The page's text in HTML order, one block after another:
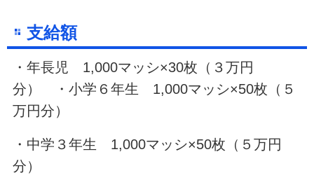
支給額
・年長児 1,000マッシ×30枚（３万円
分） ・小学６年生 1,000マッシ×50枚（５
万円分）
・中学３年生 1,000マッシ×50枚（５万円
分）